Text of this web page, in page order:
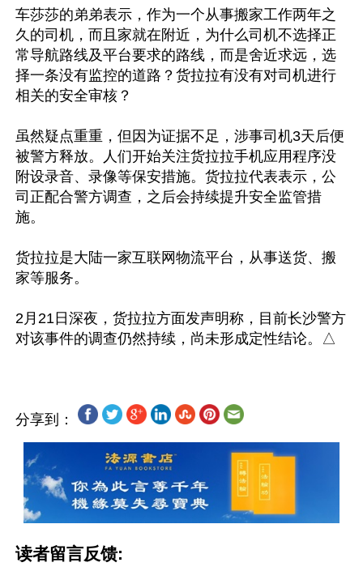
车莎莎的弟弟表示，作为一个从事搬家工作两年之
久的司机，而且家就在附近，为什么司机不选择正
常导航路线及平台要求的路线，而是舍近求远，选
择一条没有监控的道路？货拉拉有没有对司机进行
相关的安全审核？
虽然疑点重重，但因为证据不足，涉事司机3天后便
被警方释放。人们开始关注货拉拉手机应用程序没
附设录音、录像等保安措施。货拉拉代表表示，公
司正配合警方调查，之后会持续提升安全监管措
施。
货拉拉是大陆一家互联网物流平台，从事送货、搬
家等服务。
2月21日深夜，货拉拉方面发声明称，目前长沙警方
分享到：
读者留言反馈: